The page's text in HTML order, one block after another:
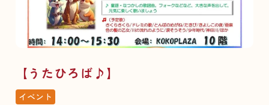
【うたひろば♪】
イベント